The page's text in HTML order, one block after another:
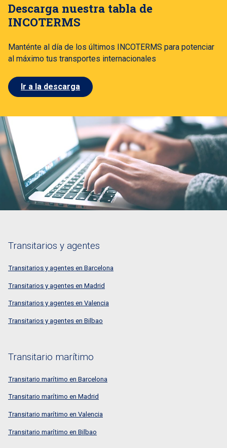
Descarga nuestra tabla de
INCOTERMS
Manténte al día de los últimos INCOTERMS para potenciar
al máximo tus transportes internacionales
Ir a la descarga
Transitarios y agentes
Transitarios y agentes en Barcelona
Transitarios y agentes en Madrid
Transitarios y agentes en Valencia
Transitarios y agentes en Bilbao
Transitario marítimo
Transitario marítimo en Barcelona
Transitario marítimo en Madrid
Transitario marítimo en Valencia
Transitario marítimo en Bilbao